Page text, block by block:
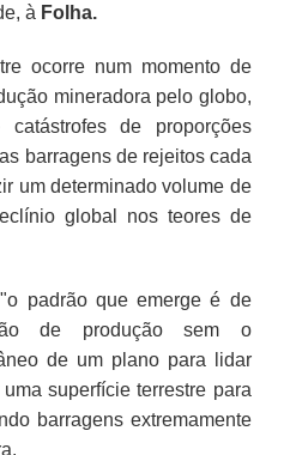
à Folha.
ocorre num momento de
mineradora pelo globo,
de proporções
barragens de rejeitos cada
um determinado volume de
global nos teores de
"o padrão que emerge é de
de produção sem o
de um plano para lidar
superfície terrestre para
barragens extremamente